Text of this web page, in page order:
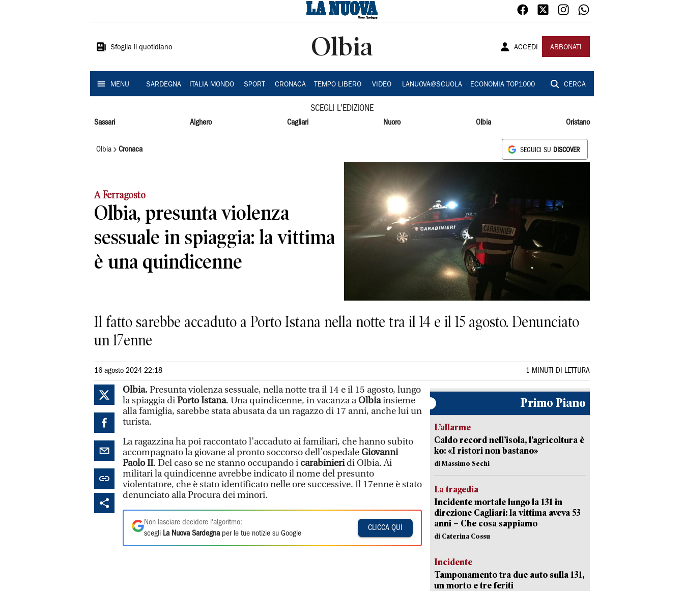
Sardegna
Sfoglia il quotidiano Olbia ACCEDI ABBONATI
MENU SARDEGNA ITALIA MONDO SPORT CRONACA TEMPO LIBERO VIDEO LANUOVA@SCUOLA ECONOMIA TOP1000 CERCA
SCEGLI L'EDIZIONE
Sassari Alghero Cagliari Nuoro Olbia Oristano
Olbia Cronaca SEGUICI SU DISCOVER
A Ferragosto
Olbia, presunta violenza
sessuale in spiaggia: la vittima
è una quindicenne
Il fatto sarebbe accaduto a Porto Istana nella notte tra il 14 e il 15 agosto. Denunciato
un 17enne
16 agosto 2024 22:18 1 MINUTI DI LETTURA
Olbia.Presunta violenza sessuale, nella notte tra il 14 e il 15 agosto, lungo
la spiaggia diPorto Istana. Una quindicenne, in vacanza aOlbiainsieme
alla famiglia, sarebbe stata abusata da un ragazzo di 17 anni, anche lui un
turista.
La ragazzina ha poi raccontato l’accaduto ai familiari, che hanno subito
accompagnato la giovane al pronto soccorso dell’ospedaleGiovanni
Paolo II. Del caso se ne stanno occupando i carabinieridi Olbia. Ai
militari la quindicenne avrebbe indicato il nome del presunto
violentatore, che è stato identificato nelle ore successive. Il 17enne è stato
denunciato alla Procura dei minori.
Non lasciare decidere l'algoritmo:
scegli La Nuova Sardegna per le tue notizie su Google
CLICCA QUI
Primo Piano
L’allarme
Caldo record nell’isola, l’agricoltura è
ko: «I ristori non bastano»
di Massimo Sechi
La tragedia
Incidente mortale lungo la 131 in
direzione Cagliari: la vittima aveva 53
anni – Che cosa sappiamo
di Caterina Cossu
Incidente
Tamponamento tra due auto sulla 131,
un morto e tre feriti